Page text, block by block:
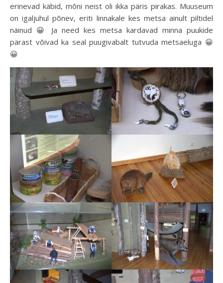
erinevad käbid, mõni neist oli ikka päris pirakas. Muuseum
on igaljuhul põnev, eriti linnakale kes metsa ainult piltidel
näinud 😀 Ja need kes metsa kardavad minna puukide
pärast võivad ka seal puugivabalt tutvuda metsaeluga 😀
😀